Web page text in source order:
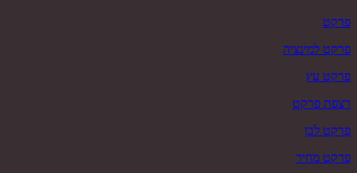
פרקט
פרקט למינציה
פרקט עץ
רצפת פרקט
פרקט לבן
פרקט מחיר